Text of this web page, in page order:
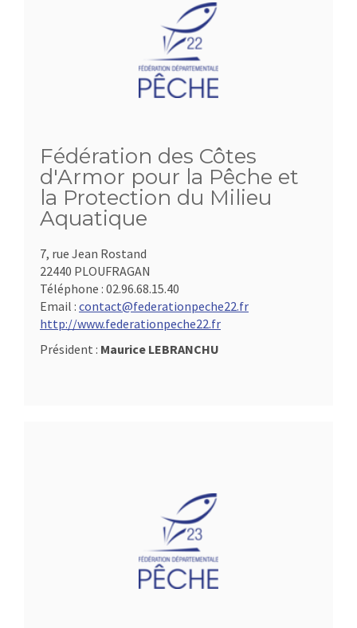
Fédération des Côtes
d'Armor pour la Pêche et
la Protection du Milieu
Aquatique
7, rue Jean Rostand
22440 PLOUFRAGAN
Téléphone : 02.96.68.15.40
Email : contact@federationpeche22.fr
http://www.federationpeche22.fr
Président : Maurice LEBRANCHU